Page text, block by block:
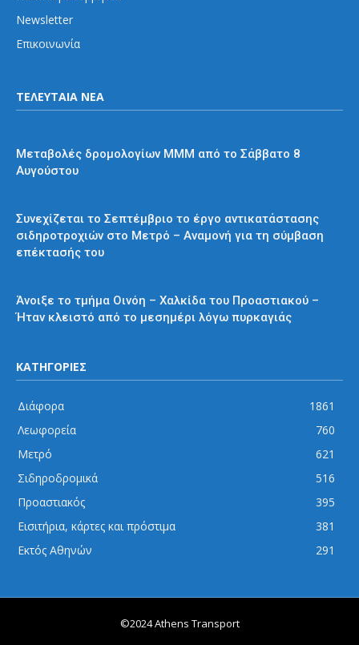
Newsletter
Επικοινωνία
ΤΕΛΕΥΤΑΙΑ ΝΕΑ
Μεταβολές δρομολογίων ΜΜΜ από το Σάββατο 8
Αυγούστου
Συνεχίζεται το Σεπτέμβριο το έργο αντικατάστασης
σιδηροτροχιών στο Μετρό – Αναμονή για τη σύμβαση
επέκτασής του
Άνοιξε το τμήμα Οινόη – Χαλκίδα του Προαστιακού –
Ήταν κλειστό από το μεσημέρι λόγω πυρκαγιάς
ΚΑΤΗΓΟΡΙΕΣ
Διάφορα
1861
Λεωφορεία
760
Μετρό
621
Σιδηροδρομικά
516
Προαστιακός
395
Εισιτήρια, κάρτες και πρόστιμα
381
Εκτός Αθηνών
291
©2024 Athens Transport